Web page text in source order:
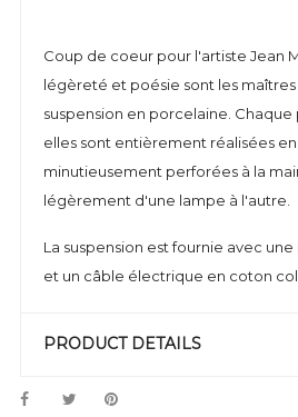
Coup de coeur pour l'artiste Jean
légèreté et poésie sont les
suspension en porcelaine.
elles sont entièrement réalisées
minutieusement perforées à la
légèrement d'une lampe à l'autre.
La suspension est fournie avec
et un câble électrique en coton
PRODUCT DETAILS